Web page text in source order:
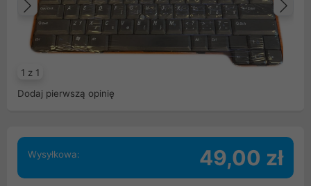
1 z 1
Poprzedni
Dodaj pierwszą opinię
Wysyłkowa: 49,00 zł